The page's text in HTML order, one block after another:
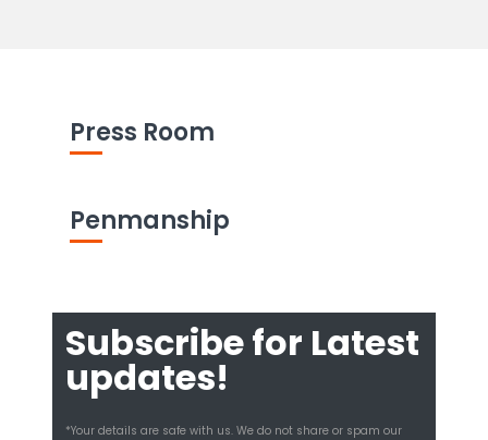
Press Room
Penmanship
Subscribe for Latest
updates!
*Your details are safe with us. We do not share or spam our